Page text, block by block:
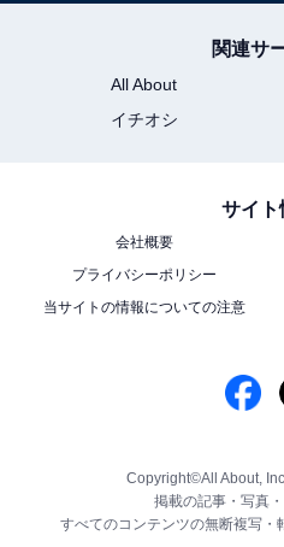
関連サ
All About
イチオシ
サイト
会社概要
プライバシーポリシー
当サイトの情報についての注意
Copyright©All About,
掲載の記事・写真・
すべてのコンテンツの無断複写・